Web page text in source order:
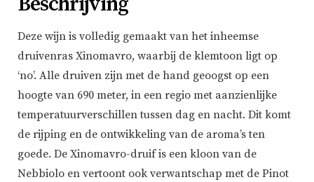
Deze wijn is volledig gemaakt van het inheemse
druivenras Xinomavro, waarbij de klemtoon ligt op
‘no’. Alle druiven zijn met de hand geoogst op een
hoogte van 690 meter, in een regio met aanzienlijke
temperatuurverschillen tussen dag en nacht. Dit komt
de rijping en de ontwikkeling van de aroma’s ten
goede. De Xinomavro-druif is een kloon van de
Nebbiolo en vertoont ook verwantschap met de Pinot